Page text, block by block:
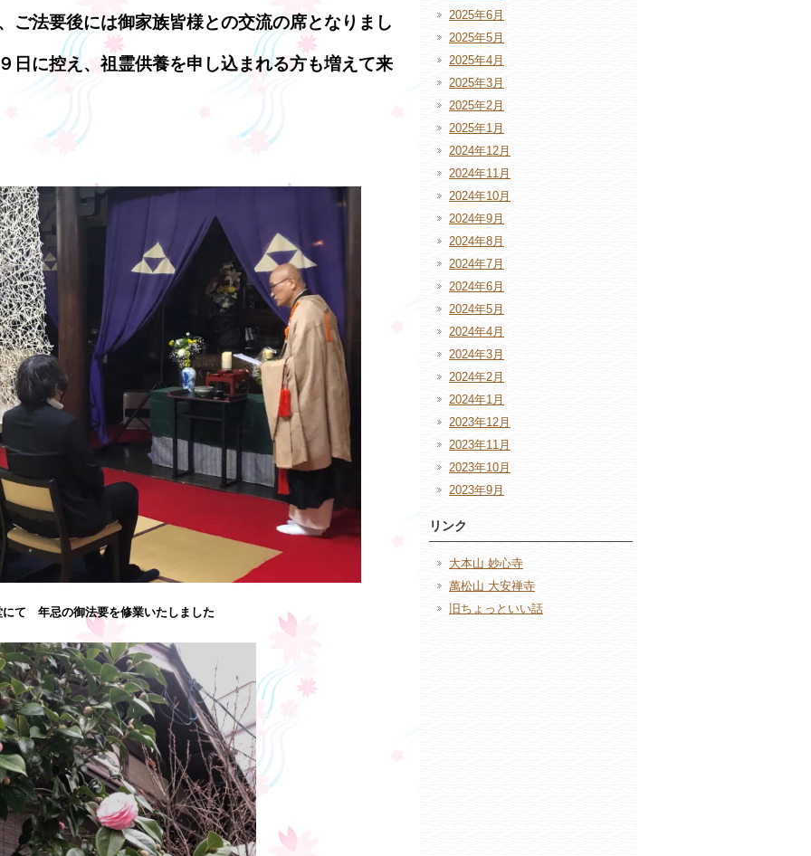
ご法要後には御家族皆様との交流の席となりまし
日に控え、祖霊供養を申し込まれる方も増えて来
にて 年忌の御法要を修業いたしました
2025年6月
2025年5月
2025年4月
2025年3月
2025年2月
2025年1月
2024年12月
2024年11月
2024年10月
2024年9月
2024年8月
2024年7月
2024年6月
2024年5月
2024年4月
2024年3月
2024年2月
2024年1月
2023年12月
2023年11月
2023年10月
2023年9月
リンク
大本山 妙心寺
萬松山 大安禅寺
旧ちょっといい話